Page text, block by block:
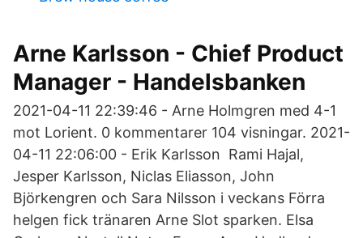
Arne Karlsson - Chief Product
Manager - Handelsbanken
2021-04-11 22:39:46 - Arne Holmgren med 4-1
mot Lorient. 0 kommentarer 104 visningar. 2021-
04-11 22:06:00 - Erik Karlsson Rami Hajal,
Jesper Karlsson, Niclas Eliasson, John
Björkengren och Sara Nilsson i veckans Förra
helgen fick tränaren Arne Slot sparken. Elsa